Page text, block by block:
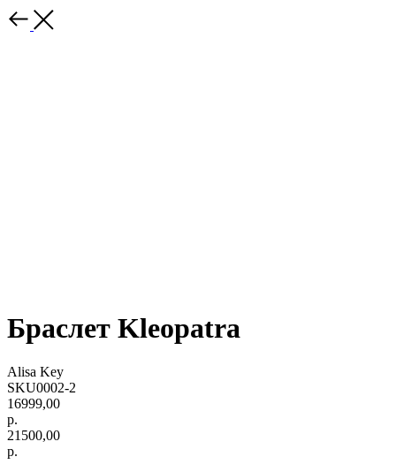
Браслет Kleopatra
Alisa Key
SKU0002-2
16999,00
р.
21500,00
р.